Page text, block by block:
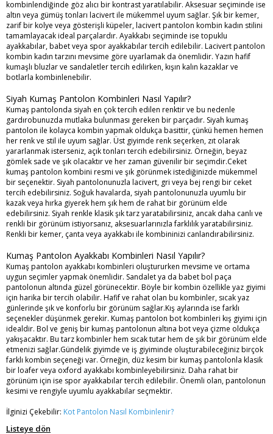
kombinlendiğinde göz alıcı bir kontrast yaratılabilir. Aksesuar seçiminde ise
altın veya gümüş tonları lacivert ile mükemmel uyum sağlar. Şık bir kemer,
zarif bir kolye veya gösterişli küpeler, lacivert pantolon kombin kadın stilini
tamamlayacak ideal parçalardır. Ayakkabı seçiminde ise topuklu
ayakkabılar, babet veya spor ayakkabılar tercih edilebilir. Lacivert pantolon
kombin kadın tarzını mevsime göre uyarlamak da önemlidir. Yazın hafif
kumaşlı bluzlar ve sandaletler tercih edilirken, kışın kalın kazaklar ve
botlarla kombinlenebilir.
Siyah Kumaş Pantolon Kombinleri Nasıl Yapılır?
Kumaş pantolonda siyah en çok tercih edilen renktir ve bu nedenle
gardırobunuzda mutlaka bulunması gereken bir parçadır. Siyah kumaş
pantolon ile kolayca kombin yapmak oldukça basittir, çünkü hemen hemen
her renk ve stil ile uyum sağlar. Üst giyimde renk seçerken, zıt olarak
yararlanmak isterseniz, açık tonları tercih edebilirsiniz. Örneğin, beyaz
gömlek sade ve şık olacaktır ve her zaman güvenilir bir seçimdir.Ceket
kumaş pantolon kombini resmi ve şık görünmek istediğinizde mükemmel
bir seçenektir. Siyah pantolonunuzla lacivert, gri veya bej rengi bir ceket
tercih edebilirsiniz. Soğuk havalarda, siyah pantolonunuzla uyumlu bir
kazak veya hırka giyerek hem şık hem de rahat bir görünüm elde
edebilirsiniz. Siyah renkle klasik şık tarz yaratabilirsiniz, ancak daha canlı ve
renkli bir görünüm istiyorsanız, aksesuarlarınızla farklılık yaratabilirsiniz.
Renkli bir kemer, çanta veya ayakkabı ile kombininizi canlandırabilirsiniz.
Kumaş Pantolon Ayakkabı Kombinleri Nasıl Yapılır?
Kumaş pantolon ayakkabı kombinleri oluştururken mevsime ve ortama
uygun seçimler yapmak önemlidir. Sandalet ya da babet bol paça
pantolonun altında güzel görünecektir. Böyle bir kombin özellikle yaz giyimi
için harika bir tercih olabilir. Hafif ve rahat olan bu kombinler, sıcak yaz
günlerinde şık ve konforlu bir görünüm sağlar.Kış aylarında ise farklı
seçenekler düşünmek gerekir. Kumaş pantolon bot kombinleri kış giyimi için
idealdir. Bol ve geniş bir kumaş pantolonun altına bot veya çizme oldukça
yakışacaktır. Bu tarz kombinler hem sıcak tutar hem de şık bir görünüm elde
etmenizi sağlar.Gündelik giyimde ve iş giyiminde oluşturabileceğiniz birçok
farklı kombin seçeneği var. Örneğin, düz kesim bir kumaş pantolonla klasik
bir loafer veya oxford ayakkabı kombinleyebilirsiniz. Daha rahat bir
görünüm için ise spor ayakkabılar tercih edilebilir. Önemli olan, pantolonun
kesimi ve rengiyle uyumlu ayakkabılar seçmektir.
İlginizi Çekebilir: Kot Pantolon Nasıl Kombinlenir?
Listeye dön